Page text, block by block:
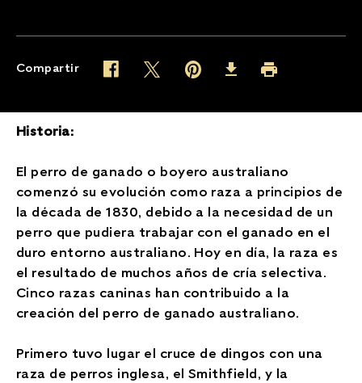
Compartir Facebook (opens in new window)
Twitter (opens in new window)
Pinterest (opens in new window)
Download (opens in new
Imprimir (opens in
Historia:
El perro de ganado o boyero australiano
comenzó su evolución como raza a principios de
la década de 1830, debido a la necesidad de un
perro que pudiera trabajar con el ganado en el
duro entorno australiano. Hoy en día, la raza es
el resultado de muchos años de cría selectiva.
Cinco razas caninas han contribuido a la
creación del perro de ganado australiano.
Primero tuvo lugar el cruce de dingos con una
raza de perros inglesa, el Smithfield, y la